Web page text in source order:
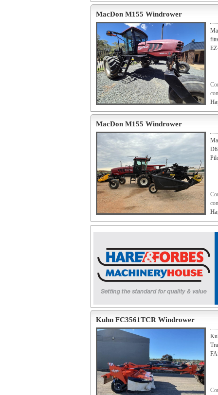
MacDon M155 Windrower
MacDon M155 Windrower
Kuhn FC3561TCR Windrower